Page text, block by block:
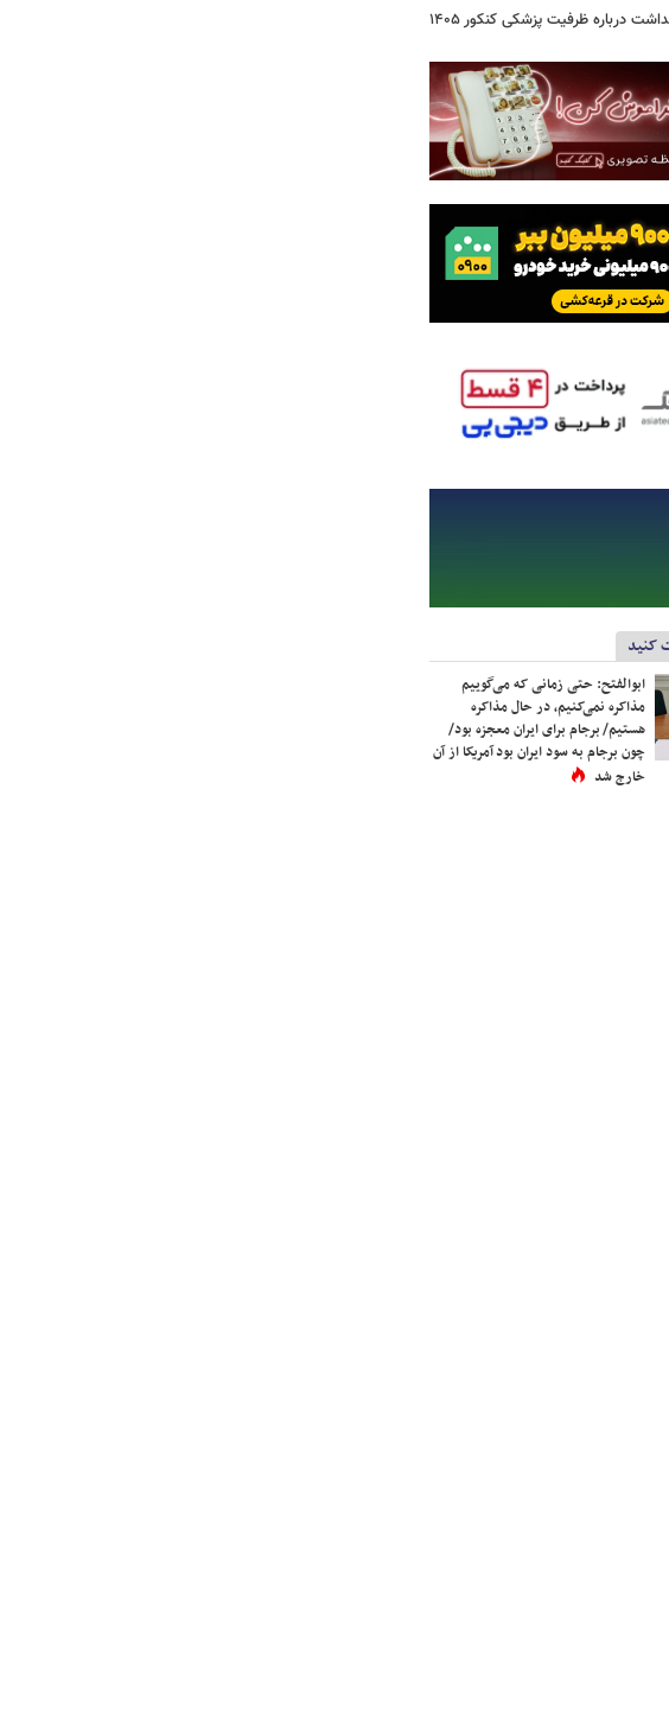
درباره ظرفیت پزشکی کنکور ۱۴۰۵
کنید
ابوالفتح: حتی زمانی که می‌گوییم
مذاکره نمی‌کنیم، در حال مذاکره
هستیم/ برجام برای ایران معجزه بود/
چون برجام به سود ایران بود آمریکا از آن
خارج شد